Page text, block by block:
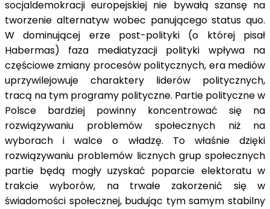
socjaldemokracji europejskiej nie bywałą szansę na
tworzenie alternatyw wobec panującego status quo.
W dominującej erze post-polityki (o której pisał
Habermas) faza mediatyzacji polityki wpływa na
częściowe zmiany procesów politycznych, era mediów
uprzywilejowuje charaktery liderów politycznych,
tracą na tym programy polityczne. Partie polityczne w
Polsce bardziej powinny koncentrować się na
rozwiązywaniu problemów społecznych niż na
wyborach i walce o władzę. To właśnie dzięki
rozwiązywaniu problemów licznych grup społecznych
partie będą mogły uzyskać poparcie elektoratu w
trakcie wyborów, na trwałe zakorzenić się w
świadomości społecznej, budując tym samym stabilny